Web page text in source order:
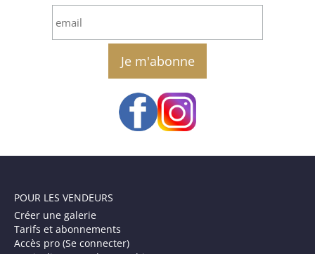
email
POUR LES VENDEURS
Créer une galerie
Tarifs et abonnements
Accès pro (Se connecter)